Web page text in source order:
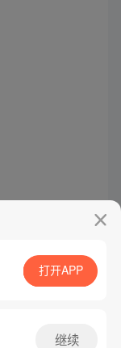
打开APP
继续
5